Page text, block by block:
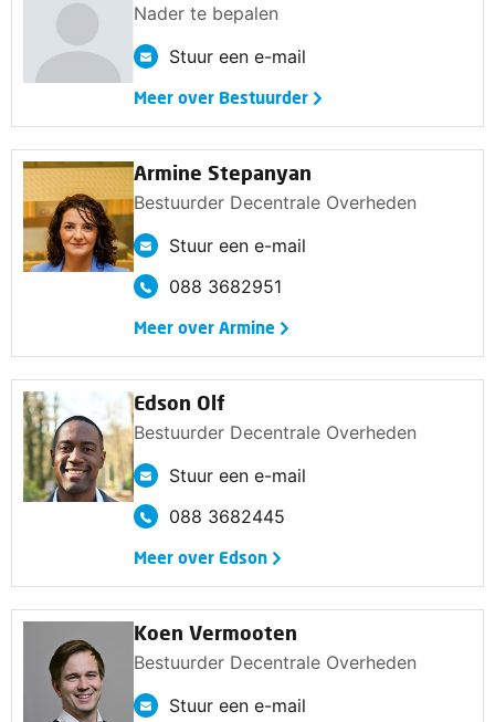
Nader te bepalen
Stuur een e-mail
Meer over Bestuurder
Armine Stepanyan
Bestuurder Decentrale Overheden
Stuur een e-mail
088 3682951
Meer over Armine
Edson Olf
Bestuurder Decentrale Overheden
Stuur een e-mail
088 3682445
Meer over Edson
Koen Vermooten
Bestuurder Decentrale Overheden
Stuur een e-mail